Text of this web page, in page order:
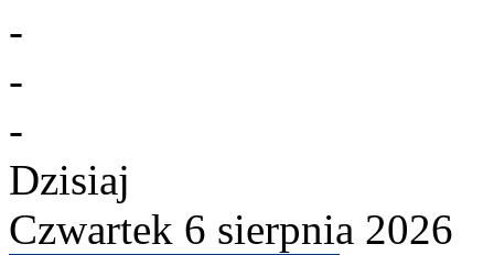
-
-
-
Dzisiaj
Czwartek 6 sierpnia 2026